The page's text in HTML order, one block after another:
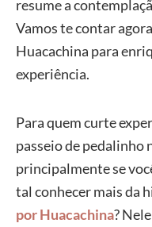
resume a
Vamos te contar
Huacachina para
experiência.
Para quem curte
passeio de pedalinho
principalmente se
tal conhecer mais da
por Huacachina?